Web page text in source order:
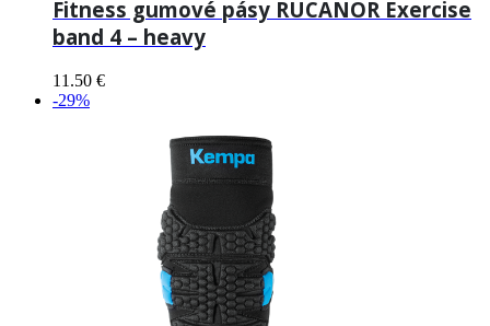
Fitness gumové pásy RUCANOR Exercise
band 4 – heavy
11.50 €
-29%